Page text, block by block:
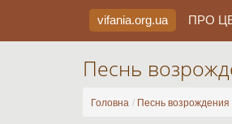
vifania.org.ua ПРО
Песнь
Головна Песнь возрождения